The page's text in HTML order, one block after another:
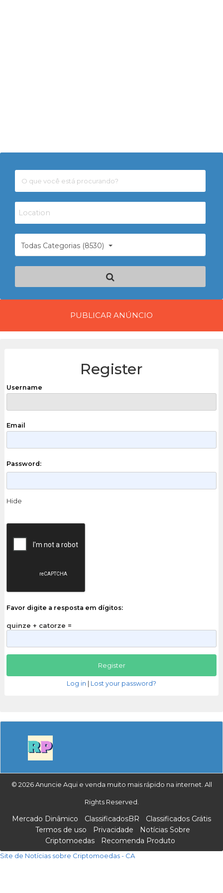
Todas Categorias (8530)
PUBLICAR ANÚNCIO
Register
Username
Email
Password:
Hide
Favor digite a resposta em dígitos:
quinze + catorze =
Log in Lost your password?
© 2026 Anuncie Aqui e venda muito mais rápido na internet. All
Rights Reserved.
Mercado Dinâmico ClassificadosBR
Classificados Grátis
Termos de uso
Privacidade
Notícias Sobre
Criptomoedas
Recomenda Produto
Site de Notícias sobre Criptomoedas - CA